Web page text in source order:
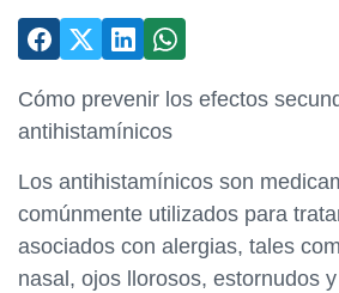
Cómo prevenir los efectos
antihistamínicos
Los antihistamínicos son
comúnmente utilizados para
asociados con alergias, tales
nasal, ojos llorosos, estornudos